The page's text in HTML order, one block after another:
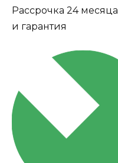
Рассрочка 24 месяца
и гарантия